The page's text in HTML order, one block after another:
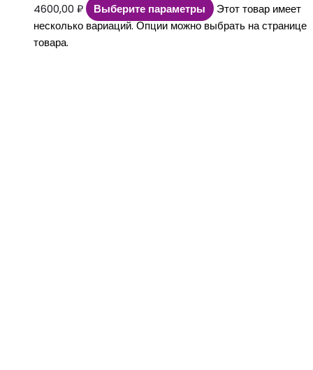
4600,00 ₽
Выберите параметры
Этот товар имеет
несколько вариаций. Опции можно выбрать на странице
товара.